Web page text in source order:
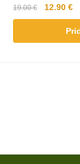
19.00€ 12.90 €